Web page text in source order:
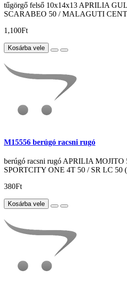
tűgörgő felső 10x14x13 APRILIA
SCARABEO 50 / MALAGUTI
1,100Ft
Kosárba vele
M15556 berúgó racsni rugó
berúgó racsni rugó APRILIA
SPORTCITY ONE 4T 50 / SR LC 50
380Ft
Kosárba vele